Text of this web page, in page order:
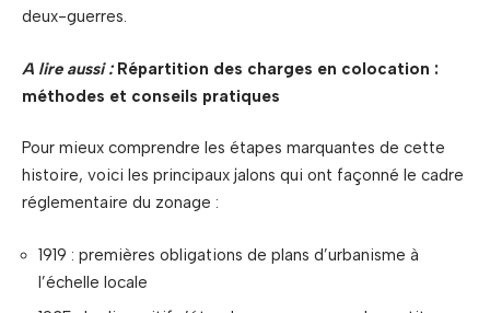
deux-guerres.
A lire aussi : Répartition des charges en colocation :
méthodes et conseils pratiques
Pour mieux comprendre les étapes marquantes de cette
histoire, voici les principaux jalons qui ont façonné le cadre
réglementaire du zonage :
1919 : premières obligations de plans d’urbanisme à
l’échelle locale